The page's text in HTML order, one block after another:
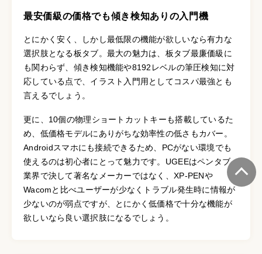
最安価級の価格でも傾き検知ありの入門機
とにかく安く、しかし最低限の機能が欲しいなら有力な
選択肢となる板タブ。最大の魅力は、板タブ最廉価級に
も関わらず、傾き検知機能や8192レベルの筆圧検知に対
応している点で、イラスト入門用としてコスパ最強とも
言えるでしょう。
更に、10個の物理ショートカットキーも搭載しているた
め、低価格モデルにありがちな効率性の低さもカバー。
Androidスマホにも接続できるため、PCがない環境でも
使えるのは初心者にとって魅力です。UGEEはペンタブ
業界で決して著名なメーカーではなく、XP-PENや
Wacomと比べユーザーが少なくトラブル発生時に情報が
少ないのが弱点ですが、とにかく低価格で十分な機能が
欲しいなら良い選択肢になるでしょう。